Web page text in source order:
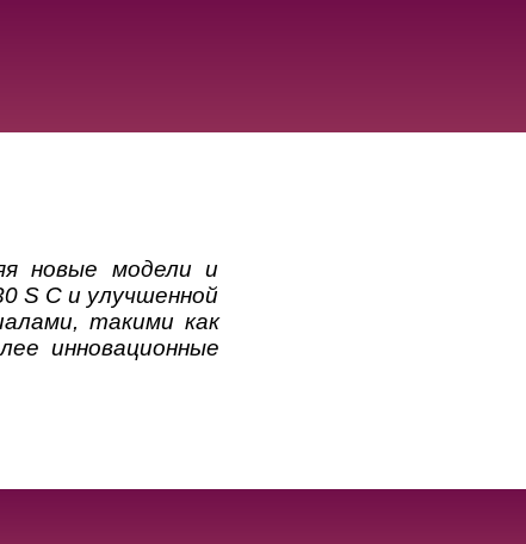
новые модели и
S C и улучшенной
такими как
инновационные